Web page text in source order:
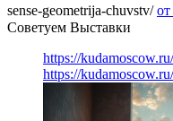
sense-geometrija-chuvstv/
Советуем Выставки
https://
https://